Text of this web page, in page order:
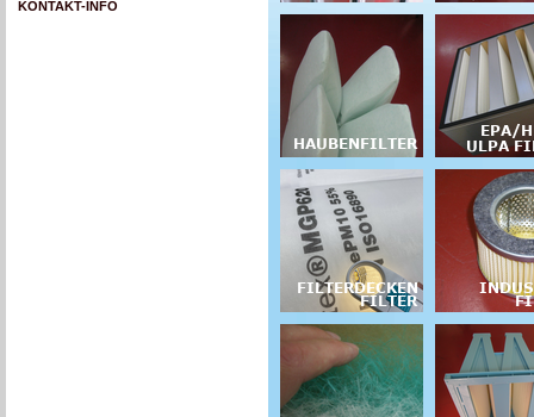
KONTAKT-INFO